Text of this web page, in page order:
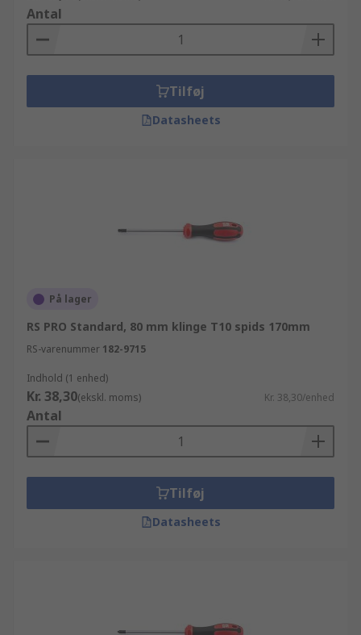
funktionelle, hverdags-artikler fra vores RS
Essentials linje.
Antal
Tilføj
Datasheets
På lager
RS PRO Standard, 80 mm klinge T10 spids 170mm
RS-varenummer 182-9715
Indhold (1 enhed)
Kr. 38,30(ekskl. moms) Kr. 38,30/enhed
Antal
Tilføj
Datasheets